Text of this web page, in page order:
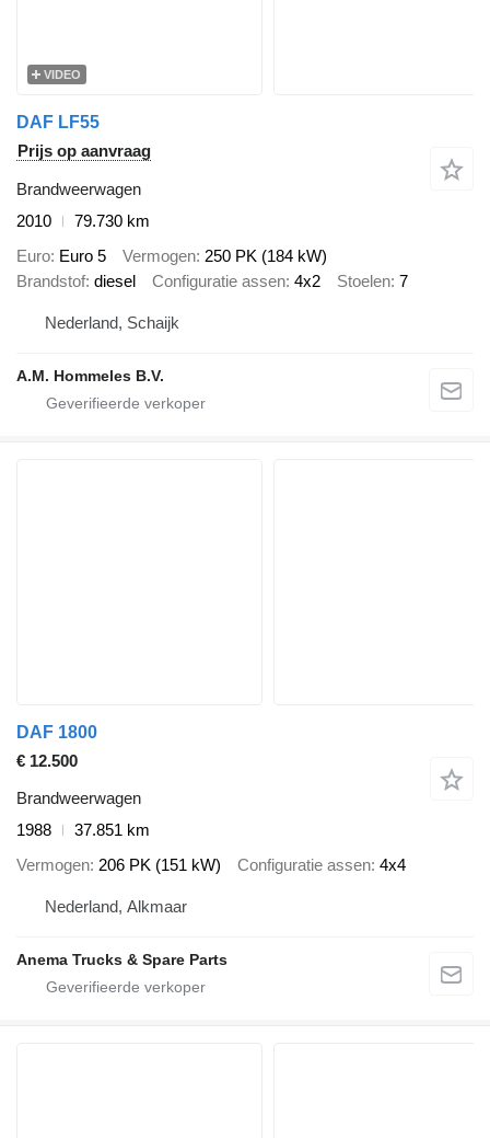
VIDEO
DAF LF55
Prijs op aanvraag
Brandweerwagen
2010
79.730 km
Euro Euro 5 Vermogen 250 PK (184 kW)
Brandstof diesel Configuratie assen 4x2 Stoelen 7
Nederland, Schaijk
A.M. Hommeles B.V.
DAF 1800
€ 12.500
Brandweerwagen
1988
37.851 km
Vermogen 206 PK (151 kW) Configuratie assen 4x4
Nederland, Alkmaar
Anema Trucks & Spare Parts